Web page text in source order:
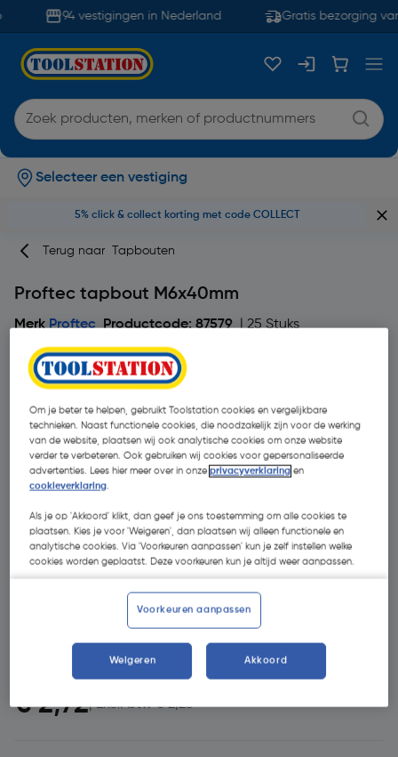
94 vestigingen in Nederland Gratis bezorging
Selecteer een vestiging
5% click & collect korting met code COLLECT
Terug naar Tapbouten
Proftec tapbout M6x40mm
MerkProftec Productcode: 87579 | 25 Stuks
- 31 %
€ 2,72| Excl. btw € 2,25
Om je beter te helpen, gebruikt Toolstation cookies en vergelijkbare
technieken. Naast functionele cookies, die noodzakelijk zijn voor de werking
van de website, plaatsen wij ook analytische cookies om onze website
verder te verbeteren. Ook gebruiken wij cookies voor gepersonaliseerde
advertenties. Lees hier meer over in onzeprivacyverklaring en
cookieverklaring.
Als je op 'Akkoord' klikt, dan geef je ons toestemming om alle cookies te
plaatsen. Kies je voor 'Weigeren', dan plaatsen wij alleen functionele en
analytische cookies. Via 'Voorkeuren aanpassen' kun je zelf instellen welke
cookies worden geplaatst. Deze voorkeuren kun je altijd weer aanpassen.
Voorkeuren aanpassen
Weigeren Akkoord